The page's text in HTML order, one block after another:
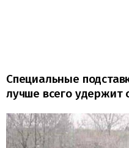
Специальные
лучше всего удержит